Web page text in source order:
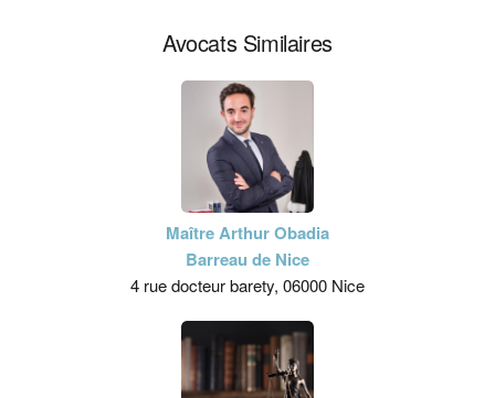
Avocats Similaires
Maître Arthur Obadia
Barreau de Nice
4 rue docteur barety, 06000 Nice